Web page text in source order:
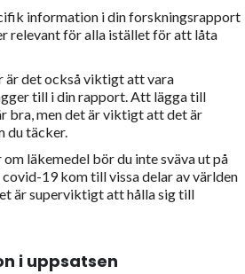
information i din forskningsrapport
relevant för alla istället för att låta
det också viktigt att vara
till i din rapport. Att lägga till
bra, men det är viktigt att det är
du täcker.
läkemedel bör du inte sväva ut på
19 kom till vissa delar av världen
är superviktigt att hålla sig till
i uppsatsen